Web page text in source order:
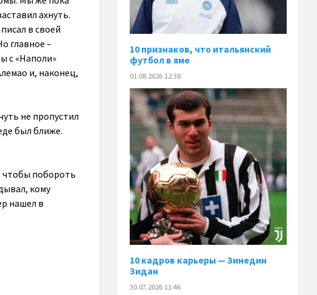
ахнуть.
в своей
главное –
с «Наполи»
и, наконец,
не пропустил
был ближе.
чтобы побороть
кому
нашел в
10 признаков, что итальянский
футбол в яме
01.08.2026 12:38
10 кадров карьеры — Зинедин
Зидан
30.07.2026 11:46